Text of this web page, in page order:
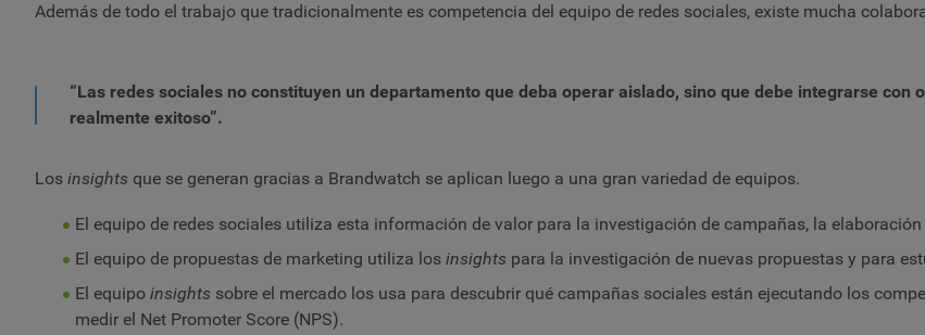
Además de todo el trabajo que tradicionalmente es competencia del equipo de redes sociales, existe mucha
“Las redes sociales no constituyen un departamento que deba operar aislado, sino que debe integrarse con
realmente exitoso”.
Los insights que se generan gracias a Brandwatch se aplican luego a una gran variedad de equipos.
El equipo de redes sociales utiliza esta información de valor para la investigación de campañas, la
El equipo de propuestas de marketing utiliza los insights para la investigación de nuevas propuestas y para
El equipo insights sobre el mercado los usa para descubrir qué campañas sociales están ejecutando los
medir el Net Promoter Score (NPS).